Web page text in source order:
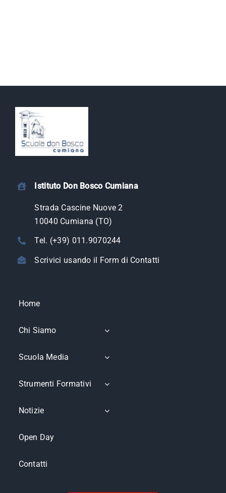
Istituto Don Bosco Cumiana
Strada Cascine Nuove 2
10040 Cumiana (TO)
Tel. (+39) 011.9070244
Scrivici usando il Form di Contatti
Home
Chi Siamo
Scuola Media
Strumenti Formativi
Notizie
Open Day
Contatti